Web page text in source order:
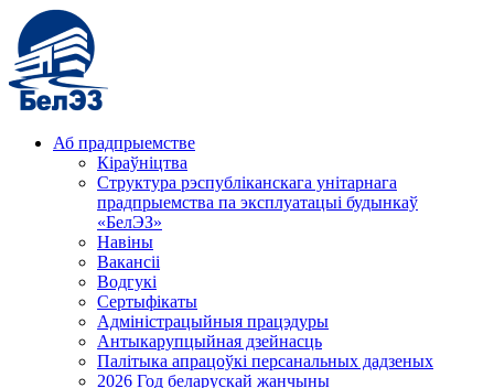
Аб прадпрыемстве
Кіраўніцтва
Структура рэспубліканскага унітарнага
прадпрыемства па эксплуатацыі будынкаў
«БелЭЗ»
Навіны
Вакансіі
Водгукі
Сертыфікаты
Адміністрацыйныя працэдуры
Антыкарупцыйная дзейнасць
Палітыка апрацоўкі персанальных дадзеных
2026 Год беларускай жанчыны